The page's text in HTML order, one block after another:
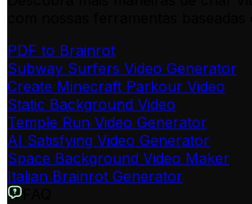
PDF to Brainrot
Subway Surfers Video Generator
Create Minecraft Parkour Video
Static Background Video
Temple Run Video Generator
AI Satisfying Video Generator
Space Background Video Maker
Italian Brainrot Generator